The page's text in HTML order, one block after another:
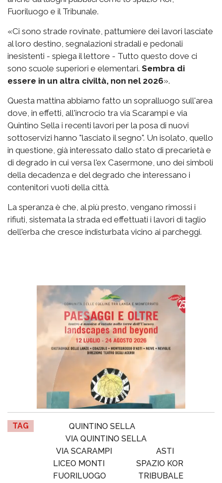
Fuoriluogo e il Tribunale.
«Ci sono strade rovinate, pattumiere dei lavori lasciate
al loro destino, segnalazioni stradali e pedonali
inesistenti - spiega il lettore - Tutto questo dove ci
sono scuole superiori e elementari. Sembra di
essere in un altra civiltà, non nel 2026».
Questa mattina abbiamo fatto un sopralluogo sull'area
dove, in effetti, all'incrocio tra via Scarampi e via
Quintino Sella i recenti lavori per la posa di nuovi
sottoservizi hanno "lasciato il segno". Un isolato, quello
in questione, già interessato dallo stato di precarietà e
di degrado in cui versa l'ex Casermone, uno dei simboli
della decadenza e del degrado che interessano i
contenitori vuoti della città.
La speranza è che, al più presto, vengano rimossi i
rifiuti, sistemata la strada ed effettuati i lavori di taglio
dell'erba che cresce indisturbata vicino ai parcheggi.
TAG
QUINTINO SELLA
VIA QUINTINO SELLA
VIA SCARAMPI
ASTI
LICEO MONTI
SPAZIO KOR
FUORILUOGO
TRIBUBALE